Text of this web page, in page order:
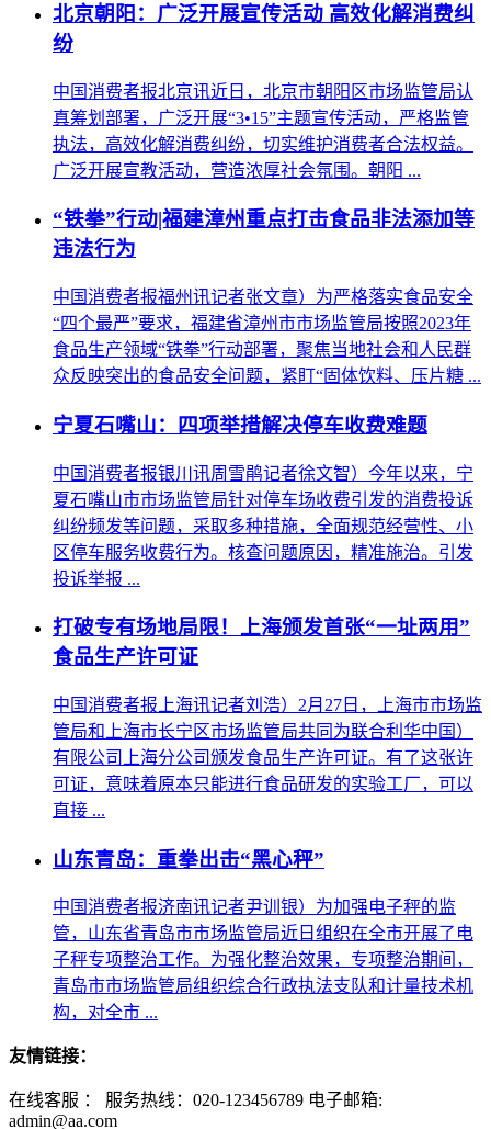
北京朝阳：广泛开展宣传活动 高效化解消费纠
纷
中国消费者报北京讯近日，北京市朝阳区市场监管局认
真筹划部署，广泛开展“3•15”主题宣传活动，严格监管
执法，高效化解消费纠纷，切实维护消费者合法权益。
广泛开展宣教活动，营造浓厚社会氛围。朝阳 ...
“铁拳”行动|福建漳州重点打击食品非法添加等
违法行为
中国消费者报福州讯记者张文章）为严格落实食品安全
“四个最严”要求，福建省漳州市市场监管局按照2023年
食品生产领域“铁拳”行动部署，聚焦当地社会和人民群
众反映突出的食品安全问题，紧盯“固体饮料、压片糖 ...
宁夏石嘴山：四项举措解决停车收费难题
中国消费者报银川讯周雪鹃记者徐文智）今年以来，宁
夏石嘴山市市场监管局针对停车场收费引发的消费投诉
纠纷频发等问题，采取多种措施，全面规范经营性、小
区停车服务收费行为。核查问题原因，精准施治。引发
投诉举报 ...
打破专有场地局限！上海颁发首张“一址两用”
食品生产许可证
中国消费者报上海讯记者刘浩）2月27日，上海市市场监
管局和上海市长宁区市场监管局共同为联合利华中国）
有限公司上海分公司颁发食品生产许可证。有了这张许
可证，意味着原本只能进行食品研发的实验工厂，可以
直接 ...
山东青岛：重拳出击“黑心秤”
中国消费者报济南讯记者尹训银）为加强电子秤的监
管，山东省青岛市市场监管局近日组织在全市开展了电
子秤专项整治工作。为强化整治效果，专项整治期间，
青岛市市场监管局组织综合行政执法支队和计量技术机
构，对全市 ...
友情链接：
在线客服 ：
服务热线：020-123456789 电子邮箱:
admin@aa.com